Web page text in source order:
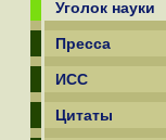
Уголок науки
Пресса
ИСС
Цитаты